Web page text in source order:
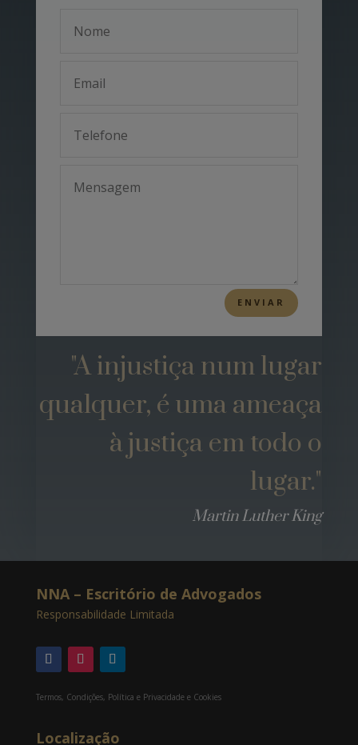
ENVIAR
"A injustiça num lugar
qualquer, é uma ameaça
à justiça em todo o
lugar."
Martin Luther King
NNA – Escritório de Advogados
Responsabilidade Limitada
Termos, Condições, Política e Privacidade e Cookies
Localização